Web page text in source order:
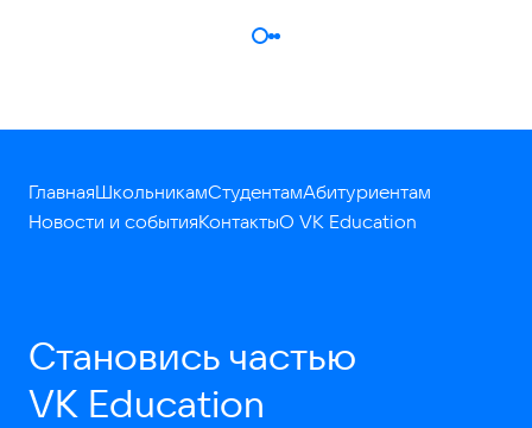
ГлавнаяШкольникамСтудентамАбитуриентам
Новости и событияКонтактыО VK Education
Становись частью
VK Education